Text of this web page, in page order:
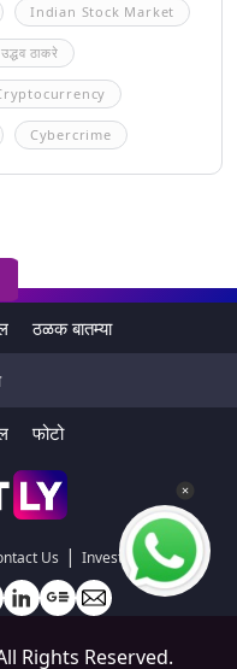
Indian Stock Market
उद्धव ठाकरे
Cybercrime
ठळक बातम्या
फोटो
Us | Investors
Rights Reserved.